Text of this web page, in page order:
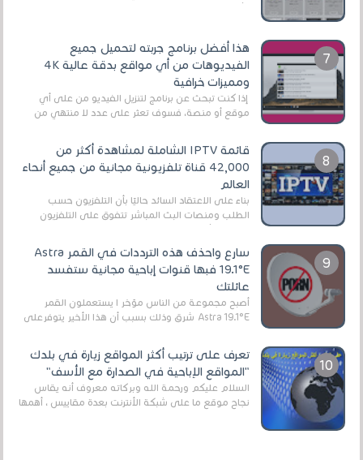
الأفلام على التورنت ، ومعظم هذه المواقع ل...
هذا أفضل برنامج جربته لتحميل جميع
الفيديوهات من أي مواقع بدقة عالية 4K
ومميزات خرافية
إذا كنت تبحث عن برنامج لتنزيل الفيديو من على أي
موقع أو منصة، فسوف تعثر على عدد لا منتهي من
قائمة IPTV الشاملة لمشاهدة أكثر من
42,000 قناة تلفزيونية مجانية من جميع أنحاء
العالم
بناءً على الاعتقاد السائد حاليًا بأن التلفزيون حسب
الطلب ومنصات البث المباشر تتفوق على التلفزيون
الرقمي الأرضي التقليدي، يُعدّ IPTV-org خيار...
سارع واحذف هذه الترددات في القمر Astra
19.1°E فبها قنوات إباحية مجانية ستفسد
عائلتك
أصبح مجموعة من الناس مؤخر ا يستعملون القمر
Astra 19.1°E شرق وذلك بسبب أن هذا الأخير يتوفرعلى
تعرف على ترتيب أكثر المواقع زيارة في بلدك
"المواقع الإباحية في الصدارة مع الأسف"
السلام عليكم ورحمة الله وبركاته معروف أنه يقاس
نجاح موقع ما على شبكة الأنترنت بعدة مقاييس ، أهمها